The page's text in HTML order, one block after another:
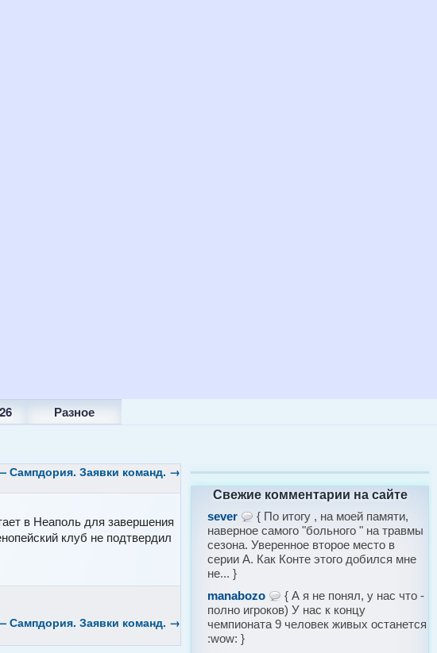
Разное
Сампдория. Заявки команд. →
в Неаполь для завершения
клуб не подтвердил
Сампдория. Заявки команд. →
Свежие комментарии на сайте
sever
{ По итогу , на моей памяти,
наверное самого "больного " на травмы
сезона. Уверенное второе место в
серии А. Как Конте этого добился мне
не... }
manabozo
{ А я не понял, у нас что -
полно игроков) У нас к концу
чемпионата 9 человек живых останется
:wow: }